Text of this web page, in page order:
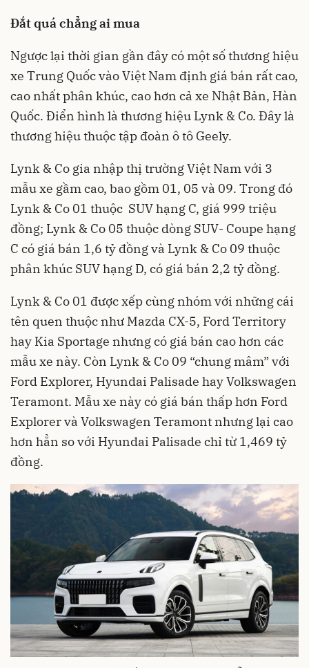
Đắt quá chẳng ai mua
Ngược lại thời gian gần đây có một số thương hiệu
xe Trung Quốc vào Việt Nam định giá bán rất cao,
cao nhất phân khúc, cao hơn cả xe Nhật Bản, Hàn
Quốc. Điển hình là thương hiệu Lynk & Co. Đây là
thương hiệu thuộc tập đoàn ô tô Geely.
Lynk & Co gia nhập thị trường Việt Nam với 3
mẫu xe gầm cao, bao gồm 01, 05 và 09. Trong đó
Lynk & Co 01 thuộc SUV hạng C, giá 999 triệu
đồng; Lynk & Co 05 thuộc dòng SUV- Coupe hạng
C có giá bán 1,6 tỷ đồng và Lynk & Co 09 thuộc
phân khúc SUV hạng D, có giá bán 2,2 tỷ đồng.
Lynk & Co 01 được xếp cùng nhóm với những cái
tên quen thuộc như Mazda CX-5, Ford Territory
hay Kia Sportage nhưng có giá bán cao hơn các
mẫu xe này. Còn Lynk & Co 09 “chung mâm” với
Ford Explorer, Hyundai Palisade hay Volkswagen
Teramont. Mẫu xe này có giá bán thấp hơn Ford
Explorer và Volkswagen Teramont nhưng lại cao
hơn hẳn so với Hyundai Palisade chỉ từ 1,469 tỷ
đồng.